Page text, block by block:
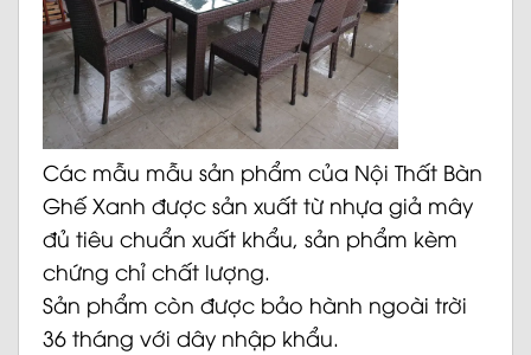
Các mẫu mẫu sản phẩm của Nội Thất Bàn
Ghế Xanh được sản xuất từ nhựa giả mây
đủ tiêu chuẩn xuất khẩu, sản phẩm kèm
chứng chỉ chất lượng.
Sản phẩm còn được bảo hành ngoài trời
36 tháng với dây nhập khẩu.